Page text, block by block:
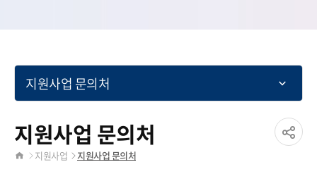
공
동
체
지원사업 문의처
지원사업 지원사업 문의처
지원사업 문의처